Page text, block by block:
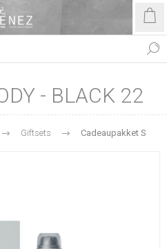
- BLACK 22
Giftsets Cadeaupakket S